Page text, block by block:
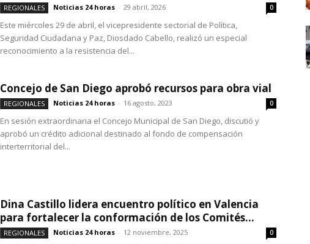
REGIONALES Noticias 24 horas - 29 abril, 2026 0
Este miércoles 29 de abril, el vicepresidente sectorial de Política,
Seguridad Ciudadana y Paz, Diosdado Cabello, realizó un especial
reconocimiento a la resistencia del...
Concejo de San Diego aprobó recursos para obra vial
REGIONALES Noticias 24 horas - 16 agosto, 2023 0
En sesión extraordinaria el Concejo Municipal de San Diego, discutió y
aprobó un crédito adicional destinado al fondo de compensación
interterritorial del...
Dina Castillo lidera encuentro político en Valencia
para fortalecer la conformación de los Comités...
REGIONALES Noticias 24 horas - 12 noviembre, 2025 0